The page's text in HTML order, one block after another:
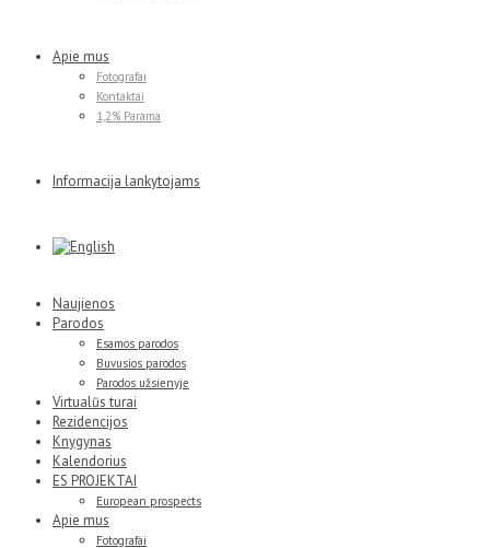
Apie mus
Fotografai
Kontaktai
1,2% Parama
Informacija lankytojams
Naujienos
Parodos
Esamos parodos
Buvusios parodos
Parodos užsienyje
Virtualūs turai
Rezidencijos
Knygynas
Kalendorius
ES PROJEKTAI
European prospects
Apie mus
Fotografai